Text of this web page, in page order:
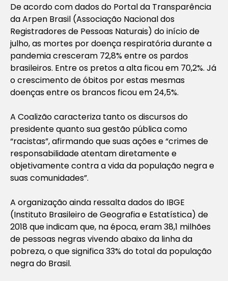
De acordo com dados do Portal da Transparência
da Arpen Brasil (Associação Nacional dos
Registradores de Pessoas Naturais) do início de
julho, as mortes por doença respiratória durante a
pandemia cresceram 72,8% entre os pardos
brasileiros. Entre os pretos a alta ficou em 70,2%. Já
o crescimento de óbitos por estas mesmas
doenças entre os brancos ficou em 24,5%.
A Coalizão caracteriza tanto os discursos do
presidente quanto sua gestão pública como
“racistas”, afirmando que suas ações e “crimes de
responsabilidade atentam diretamente e
objetivamente contra a vida da população negra e
suas comunidades”.
A organização ainda ressalta dados do IBGE
(Instituto Brasileiro de Geografia e Estatística) de
2018 que indicam que, na época, eram 38,1 milhões
de pessoas negras vivendo abaixo da linha da
pobreza, o que significa 33% do total da população
negra do Brasil.